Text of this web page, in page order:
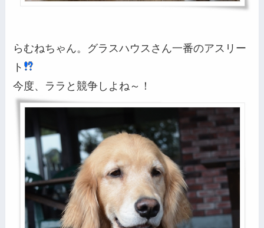
らむねちゃん。グラスハウスさん一番のアスリー
ト
今度、ララと競争しよね～！